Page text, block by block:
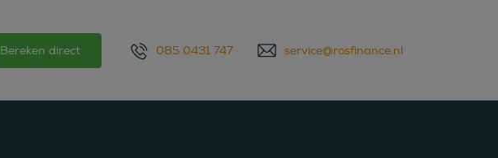
Bereken direct 085 0431 747 service@rosfinance.nl